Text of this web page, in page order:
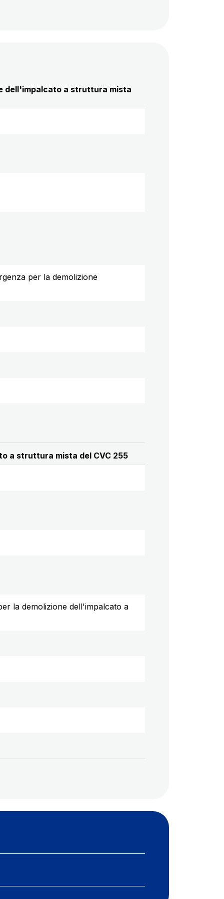
dell'impalcato a struttura mista
per la demolizione
a struttura mista del CVC 255
la demolizione dell'impalcato a